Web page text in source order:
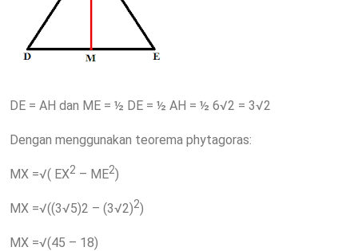
DE = AH dan ME = ½ DE = ½ AH = ½ 6√2 = 3√2
Dengan menggunakan teorema phytagoras:
MX =√( EX2 – ME2)
MX =√((3√5)2 – (3√2)2)
MX =√(45 – 18)